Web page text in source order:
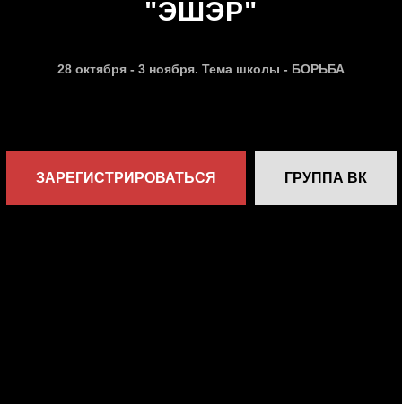
"ЭШЭР"
28 октября - 3 ноября. Тема школы - БОРЬБА
ЗАРЕГИСТРИРОВАТЬСЯ ГРУППА ВК